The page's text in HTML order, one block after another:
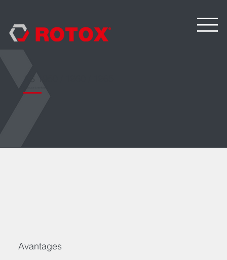
AS 1950 / 1960 / 1965
Avantages